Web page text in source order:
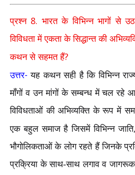
प्रश्न 8. भारत के विभिन्न भागों से
विविधता में एकता के सिद्धान्त की
कथन से सहमत हैं?
उत्तर- यह कथन सही है कि विभिन्न
माँगों व उन मांगों के सम्बन्ध में चल रहे
विविधताओं की अभिव्यक्ति के रूप में
एक बहुल समाज है जिसमें विभिन्न जाति,
भौगोलिकताओं के लोग रहते हैं जिनके
प्रक्रिया के साथ-साथ लगाव व